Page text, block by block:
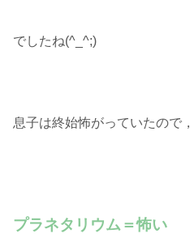
でしたね(^_^;)
息子は終始怖がっていたので，
プラネタリウム＝怖い